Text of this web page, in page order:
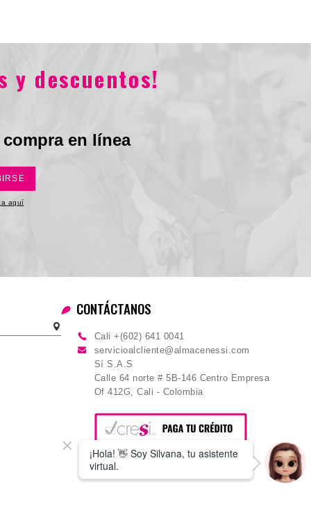
y descuentos!
en línea
aquí
CONTÁCTANOS
Cali +(602) 641 0041
servicioalcliente@almacenessi.com
Sí S.A.S
Calle 64 norte # 5B-146 Centro Empresa
Of 412G, Cali - Colombia